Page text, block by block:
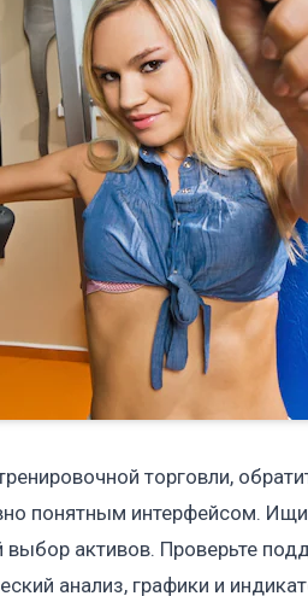
торговли,
понятным интерфейсом.
активов. Проверьте
анализ, графики и